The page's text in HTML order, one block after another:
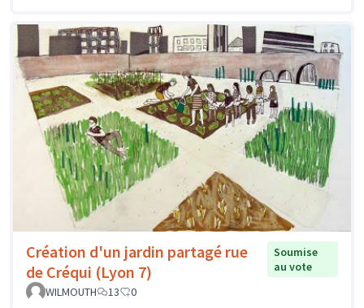
Création d'un jardin partagé rue
de Créqui (Lyon 7)
Soumise
au vote
WILMOUTH
13 0